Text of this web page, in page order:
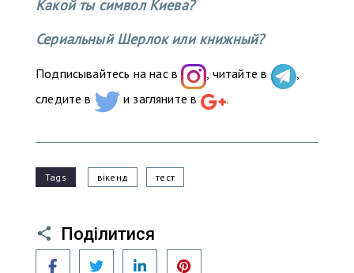
Какой ты символ Киева?
Сериальный Шерлок или книжный?
Подписывайтесь на нас в , читайте в
,
следите в
и загляните в .
Tags вікенд тест
Поділитися
FacebookTwitter LinkedIn